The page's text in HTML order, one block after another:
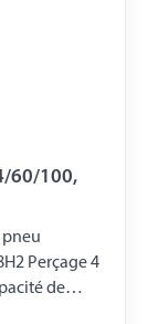
60/100,
pneu
Perçage 4
de